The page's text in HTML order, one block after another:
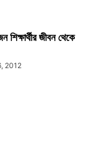
জীবন থেকে
2012